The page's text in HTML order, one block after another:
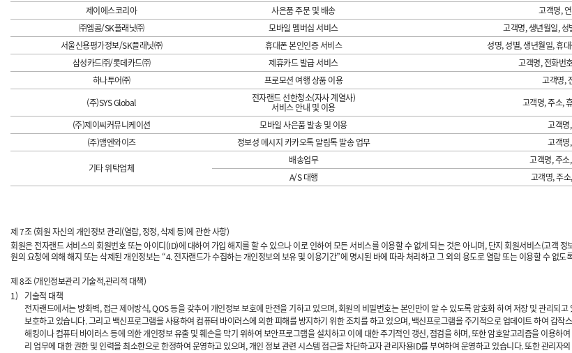
제이에스코리아
사은품 주문 및 배송 고객명,
㈜엠콤/SK플래닛㈜
모바일 멤버십 서비스 고객명, 생년월일, 성
서울신용평가정보/SK플래닛㈜
휴대폰 본인인증 서비스 성명, 성별, 생년월일, 휴
삼성카드㈜/롯데카드㈜
제휴카드 발급 서비스 고객명, 전화번
하나투어㈜
프로모션 여행 상품 이용 고객명,
(주)SYS Global
전자랜드 선한청소(자사 계열사)
서비스 안내 및 이용 고객명, 주소,
(주)제이씨커뮤니케이션
모바일 사은품 발송 및 이용 고객명
(주)앰엔와이즈
정보성 메시지 카카오톡 알림톡 발송 업무 고객명
기타 위탁업체
배송업무 고객명, 주
A/S 대행
고객명, 주
제 7조 (회원 자신의 개인정보 관리(열람, 정정, 삭제 등)에 관한 사항)
회원은 전자랜드 서비스의 회원번호 또는 아이디(ID)에 대하여 가입 해지를 할 수 있으나 이로 인하여 모든 서비스를 이용할 수 없게 되는 것은 아니며, 단지 회원서비스(고객
원의 요청에 의해 해지 또는 삭제된 개인정보는 “4. 전자랜드가 수집하는 개인정보의 보유 및 이용기간”에 명시된 바에 따라 처리하고 그 외의 용도로 열람 또는 이용할 수 없도
제 8조 (개인정보관리 기술적,관리적 대책)
1)
기술적 대책
전자랜드에서는 방화벽, 접근 제어방식, QOS 등을 갖추어 개인정보 보호에 만전을 기하고 있으며, 회원의 비밀번호는 본인만이 알 수 있도록 암호화 하여 저장 및 관리되
보호하고 있습니다. 그리고 백신프로그램을 사용하여 컴퓨터 바이러스에 의한 피해를 방지하기 위한 조치를 하고 있으며, 백신프로그램을 주기적으로 업데이트 하여 갑
해킹이나 컴퓨터 바이러스 등에 의한 개인정보 유출 및 훼손을 막기 위하여 보안프로그램을 설치하고 이에 대한 주기적인 갱신, 점검을 하며, 또한 암호알고리즘을 이용
리 업무에 대한 권한 및 인력을 최소한으로 한정하여 운영하고 있으며, 개인 정보 관련 시스템 접근을 차단하고자 관리자용ID를 부여하여 운영하고 있습니다. 또한 관리자